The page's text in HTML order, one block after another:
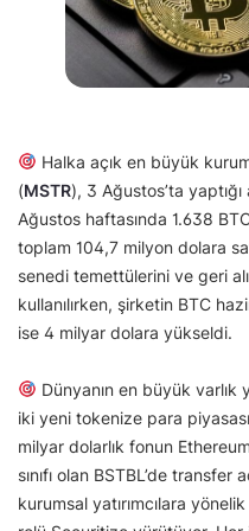
Halka açık en büyük
(MSTR), 3 Ağustos’ta
Ağustos haftasında 1.638
toplam 104,7 milyon dolara
senedi temettülerini ve geri
kullanılırken, şirketin BTC
ise 4 milyar dolara yükseldi.
Dünyanın en büyük
iki yeni tokenize para
milyar dolarlık fonun
sınıfı olan BSTBL’de
kurumsal yatırımcılara